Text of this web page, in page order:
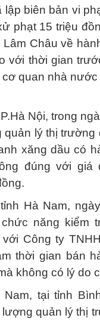
lập biên bản vi
phạt 15 triệu
Lâm Châu về
với thời gian
quan nhà
Nội, trong
quản lý thị trường
xăng dầu có
đúng với giá
Hà Nam,
năng kiểm
Công ty
thời gian bán
không có lý do
tại tỉnh
quản lý thị